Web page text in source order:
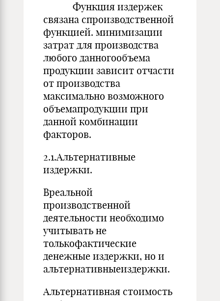
Функция издержек
связана спроизводственной
функцией. минимизации
затрат для производства
любого данногообъема
продукции зависит отчасти
от производства
максимально возможного
объемапродукции при
данной комбинации
факторов.
2.1.Альтернативные
издержки.
Вреальной
производственной
деятельности необходимо
учитывать не
толькофактические
денежные издержки, но и
альтернативныеиздержки.
Альтернативная стоимость